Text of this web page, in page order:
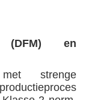
(DFM) en
strenge